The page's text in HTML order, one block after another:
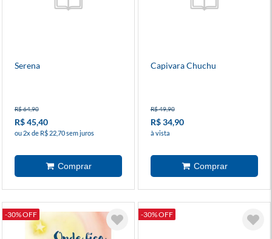
Serena
R$ 64,90
R$ 45,40
ou 2x de R$ 22,70 sem juros
Capivara Chuchu
R$ 49,90
R$ 34,90
à vista
-30% OFF -30% OFF